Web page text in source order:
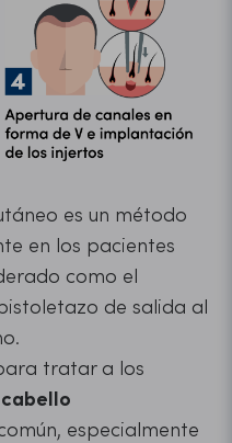
es un método
en los pacientes
como el
de salida al
tratar a los
especialmente